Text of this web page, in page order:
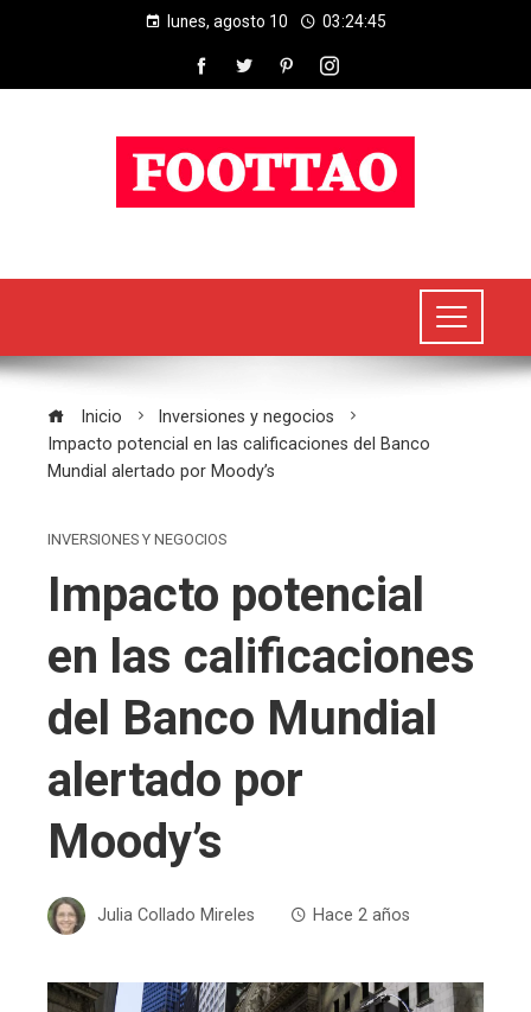
lunes, agosto 10 03:24:46
Inicio
Inversiones y negocios
Impacto potencial en las calificaciones del Banco
Mundial alertado por Moody’s
INVERSIONES Y NEGOCIOS
Impacto potencial
en las calificaciones
del Banco Mundial
alertado por
Moody’s
Julia Collado Mireles Hace 2 años